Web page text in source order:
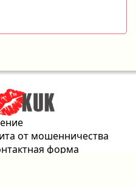
от мошенничества
форма